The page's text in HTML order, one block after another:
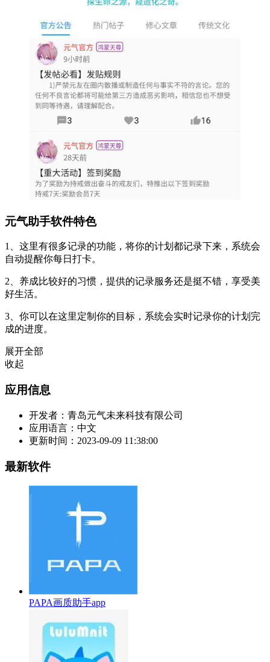
元气助手软件特色
1、这里有很多记录的功能，将你的计划都记录下来，系统会
自动提醒你每日打卡。
2、养成比较好的习惯，提供的记录服务还是挺不错，享受美
好生活。
3、你可以在这里定制你的目标，系统会实时记录你的计划完
成的进度。
展开全部
收起
应用信息
开发者： 青岛元气未来科技有限公司
应用语言： 中文
更新时间： 2023-09-09 11:38:00
最新软件
PAPA画质助手app